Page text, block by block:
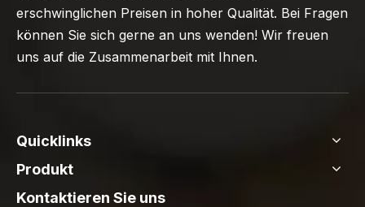
erschwinglichen Preisen in hoher Qualität. Bei Fragen
können Sie sich gerne an uns wenden! Wir freuen
uns auf die Zusammenarbeit mit Ihnen.
Quicklinks
Produkt
Kontaktieren Sie uns